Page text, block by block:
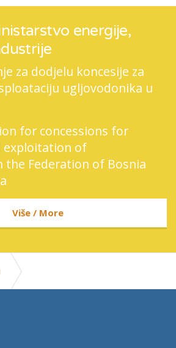
energije,
za dodjelu koncesije za
ugljovodonika u
for concessions for
exploitation of
the Federation of Bosnia
Više / More